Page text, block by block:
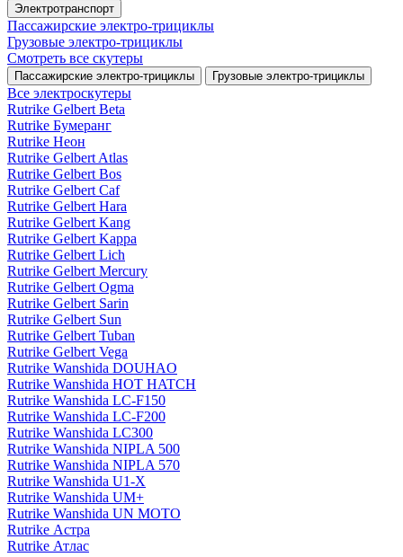
Электротранспорт
Пассажирские электро‑трициклы
Грузовые электро‑трициклы
Смотреть все скутеры
Пассажирские электро‑трициклы Грузовые электро‑трициклы
Все электро­скутеры
Rutrike Gelbert Beta
Rutrike Бумеранг
Rutrike Неон
Rutrike Gelbert Atlas
Rutrike Gelbert Bos
Rutrike Gelbert Caf
Rutrike Gelbert Hara
Rutrike Gelbert Kang
Rutrike Gelbert Kappa
Rutrike Gelbert Lich
Rutrike Gelbert Mercury
Rutrike Gelbert Ogma
Rutrike Gelbert Sarin
Rutrike Gelbert Sun
Rutrike Gelbert Tuban
Rutrike Gelbert Vega
Rutrike Wanshida DOUHAO
Rutrike Wanshida HOT HATCH
Rutrike Wanshida LC-F150
Rutrike Wanshida LC-F200
Rutrike Wanshida LC300
Rutrike Wanshida NIPLA 500
Rutrike Wanshida NIPLA 570
Rutrike Wanshida U1-X
Rutrike Wanshida UM+
Rutrike Wanshida UN MOTO
Rutrike Астра
Rutrike Атлас